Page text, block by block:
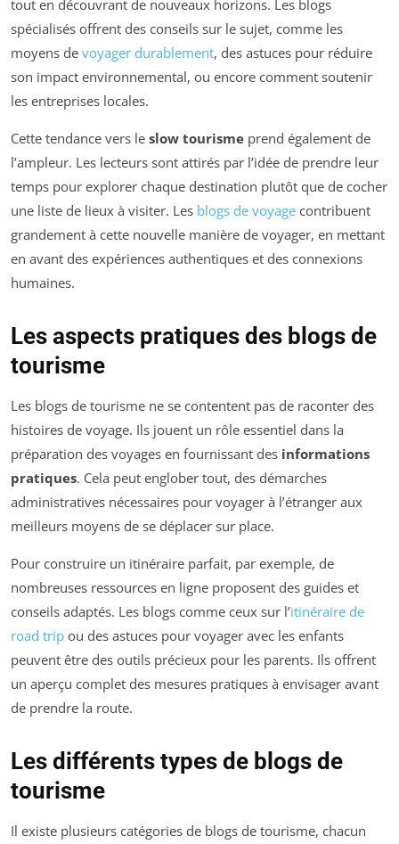
tout en découvrant de nouveaux horizons. Les blogs
spécialisés offrent des conseils sur le sujet, comme les
moyens de voyager durablement, des astuces pour réduire
son impact environnemental, ou encore comment soutenir
les entreprises locales.
Cette tendance vers le slow tourisme prend également de
l’ampleur. Les lecteurs sont attirés par l’idée de prendre leur
temps pour explorer chaque destination plutôt que de cocher
une liste de lieux à visiter. Les blogs de voyage contribuent
grandement à cette nouvelle manière de voyager, en mettant
en avant des expériences authentiques et des connexions
humaines.
Les aspects pratiques des blogs de
tourisme
Les blogs de tourisme ne se contentent pas de raconter des
histoires de voyage. Ils jouent un rôle essentiel dans la
préparation des voyages en fournissant des informations
pratiques. Cela peut englober tout, des démarches
administratives nécessaires pour voyager à l’étranger aux
meilleurs moyens de se déplacer sur place.
Pour construire un itinéraire parfait, par exemple, de
nombreuses ressources en ligne proposent des guides et
conseils adaptés. Les blogs comme ceux sur l’itinéraire de
road trip ou des astuces pour voyager avec les enfants
peuvent être des outils précieux pour les parents. Ils offrent
un aperçu complet des mesures pratiques à envisager avant
de prendre la route.
Les différents types de blogs de
tourisme
Il existe plusieurs catégories de blogs de tourisme, chacun